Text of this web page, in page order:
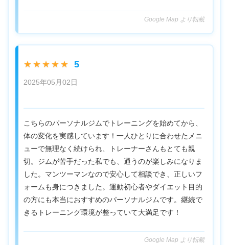
Google Map より転載
★★★★★ 5
2025年05月02日
こちらのパーソナルジムでトレーニングを始めてから、
体の変化を実感しています！一人ひとりに合わせたメニ
ューで無理なく続けられ、トレーナーさんもとても親
切。ジムが苦手だった私でも、通うのが楽しみになりま
した。マンツーマンなので安心して相談でき、正しいフ
ォームも身につきました。運動初心者やダイエット目的
の方にも本当におすすめのパーソナルジムです。継続で
きるトレーニング環境が整っていて大満足です！
Google Map より転載